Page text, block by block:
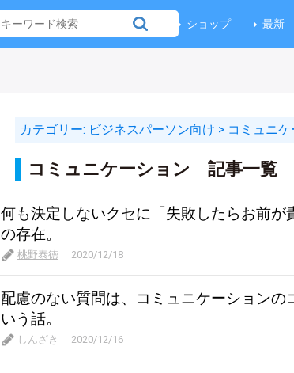
ショップ 最新
カテゴリー: ビジネスパーソン向け > コミュニ
コミュニケーション 記事一覧
何も決定しないクセに「失敗したらお前
の存在。
桃野泰徳 2020/12/18
配慮のない質問は、コミュニケーションの
いう話。
しんざき 2020/12/16